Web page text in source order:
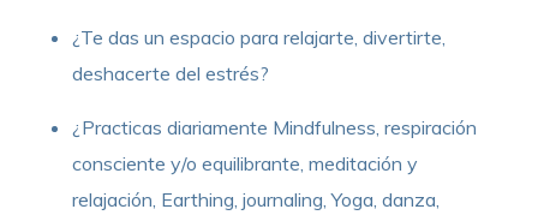
¿Te das un espacio para relajarte, divertirte,
deshacerte del estrés?
¿Practicas diariamente Mindfulness, respiración
consciente y/o equilibrante, meditación y
relajación, Earthing, journaling, Yoga, danza,